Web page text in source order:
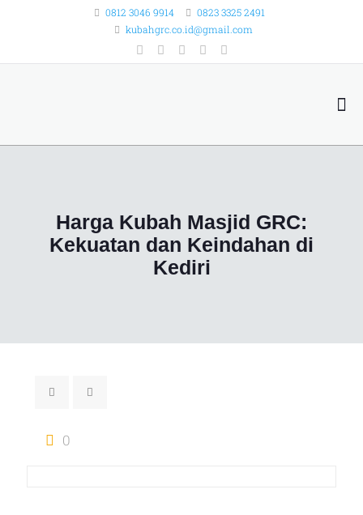
0812 3046 9914
0823 3325 2491
kubahgrc.co.id@gmail.com
Harga Kubah Masjid GRC:
Kekuatan dan Keindahan di
Kediri
0